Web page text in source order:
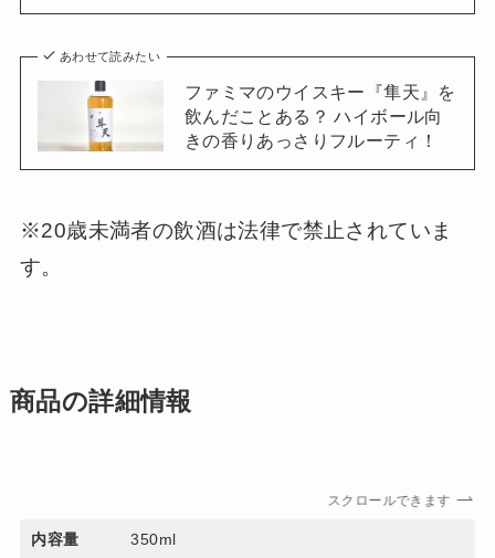
あわせて読みたい
ファミマのウイスキー『隼天』を
飲んだことある？ ハイボール向
きの香りあっさりフルーティ！
※20歳未満者の飲酒は法律で禁止されていま
す。
商品の詳細情報
スクロールできます
内容量 350ml